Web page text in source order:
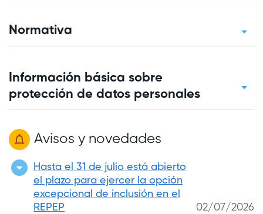
Normativa
Información básica sobre
protección de datos personales
Avisos y novedades
Hasta el 31 de julio está abierto
el plazo para ejercer la opción
excepcional de inclusión en el
REPEP
02/07/2026